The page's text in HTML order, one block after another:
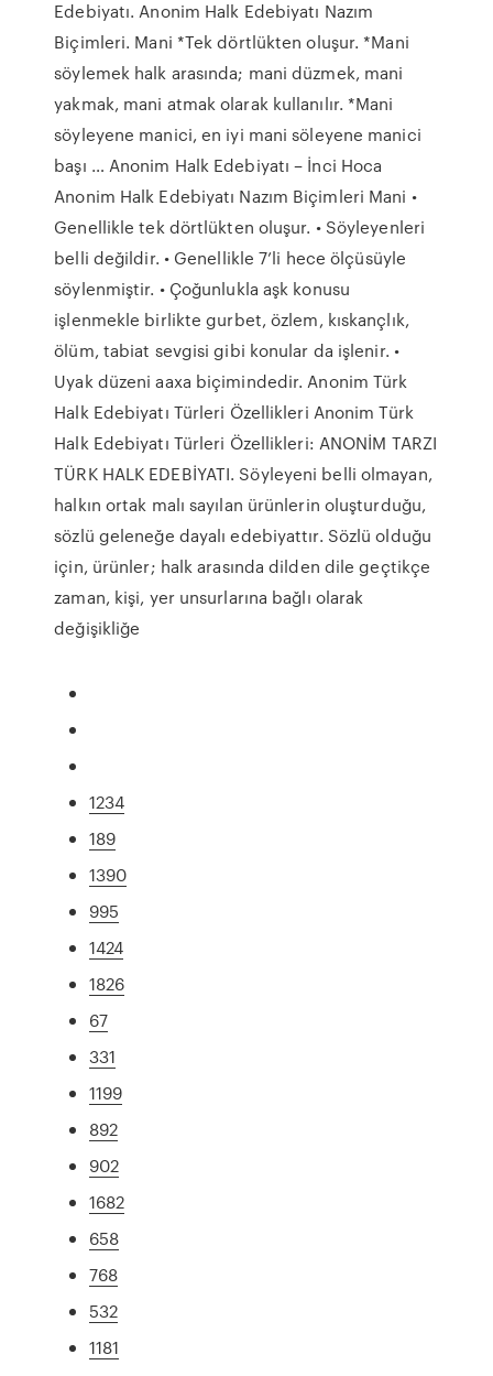
Edebiyatı. Anonim Halk Edebiyatı Nazım
Biçimleri. Mani *Tek dörtlükten oluşur. *Mani
söylemek halk arasında; mani düzmek, mani
yakmak, mani atmak olarak kullanılır. *Mani
söyleyene manici, en iyi mani söleyene manici
başı … Anonim Halk Edebiyatı – İnci Hoca
Anonim Halk Edebiyatı Nazım Biçimleri Mani •
Genellikle tek dörtlükten oluşur. • Söyleyenleri
belli değildir. • Genellikle 7’li hece ölçüsüyle
söylenmiştir. • Çoğunlukla aşk konusu
işlenmekle birlikte gurbet, özlem, kıskançlık,
ölüm, tabiat sevgisi gibi konular da işlenir. •
Uyak düzeni aaxa biçimindedir. Anonim Türk
Halk Edebiyatı Türleri Özellikleri Anonim Türk
Halk Edebiyatı Türleri Özellikleri: ANONİM TARZI
TÜRK HALK EDEBİYATI. Söyleyeni belli olmayan,
halkın ortak malı sayılan ürünlerin oluşturduğu,
sözlü geleneğe dayalı edebiyattır. Sözlü olduğu
için, ürünler; halk arasında dilden dile geçtikçe
zaman, kişi, yer unsurlarına bağlı olarak
değişikliğe
1234
189
1390
995
1424
1826
67
331
1199
892
902
1682
658
768
532
1181